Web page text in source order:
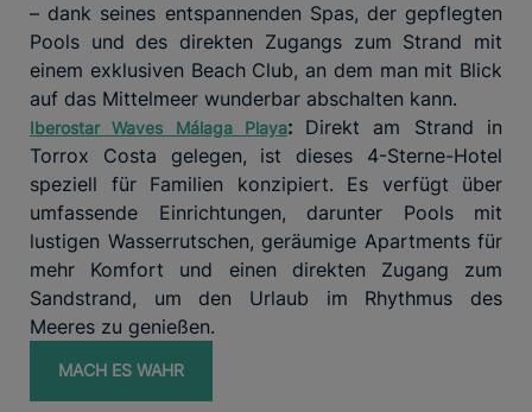
– dank seines entspannenden Spas, der gepflegten
Pools und des direkten Zugangs zum Strand mit
einem exklusiven Beach Club, an dem man mit Blick
auf das Mittelmeer wunderbar abschalten kann.
Iberostar Waves Málaga Playa:Direkt am Strand in
Torrox Costa gelegen, ist dieses 4-Sterne-Hotel
speziell für Familien konzipiert. Es verfügt über
umfassende Einrichtungen, darunter Pools mit
lustigen Wasserrutschen, geräumige Apartments für
mehr Komfort und einen direkten Zugang zum
Sandstrand, um den Urlaub im Rhythmus des
Meeres zu genießen.
MACH ES WAHR